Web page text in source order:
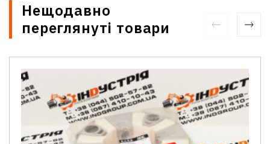
Нещодавно
переглянуті товари
Зв'язатися з нами
Відділ продажу запасних частин